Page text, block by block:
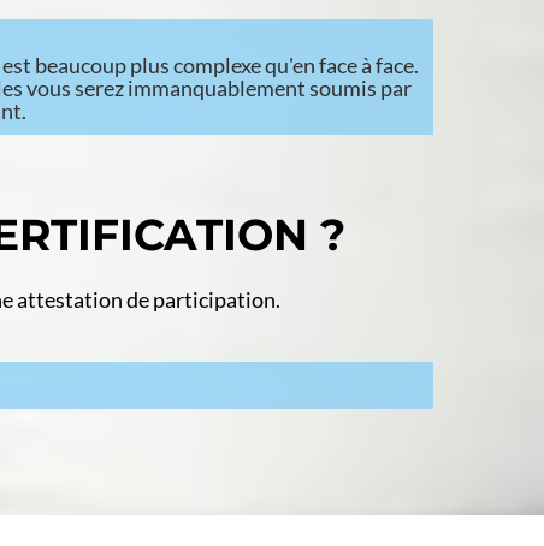
beaucoup plus complexe qu'en face à face.
vous serez immanquablement soumis par
?
attestation de participation.